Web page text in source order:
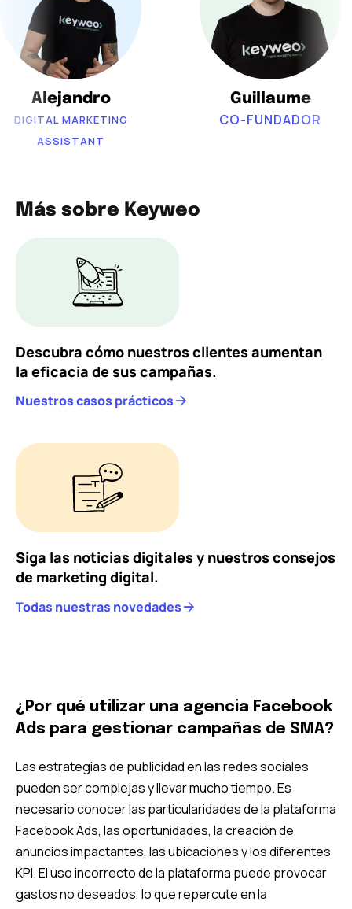
Alejandro
DIGITAL MARKETING
ASSISTANT
Guillaume
CO-FUNDADOR
Más sobre Keyweo
Descubra cómo nuestros clientes aumentan
la eficacia de sus campañas.
Nuestros casos prácticos
Siga las noticias digitales y nuestros consejos
de marketing digital.
Todas nuestras novedades
¿Por qué utilizar una agencia Facebook
Ads para gestionar campañas de SMA?
Las estrategias de publicidad en las redes sociales
pueden ser complejas y llevar mucho tiempo. Es
necesario conocer las particularidades de la plataforma
Facebook Ads, las oportunidades, la creación de
anuncios impactantes, las ubicaciones y los diferentes
KPI. El uso incorrecto de la plataforma puede provocar
gastos no deseados, lo que repercute en la